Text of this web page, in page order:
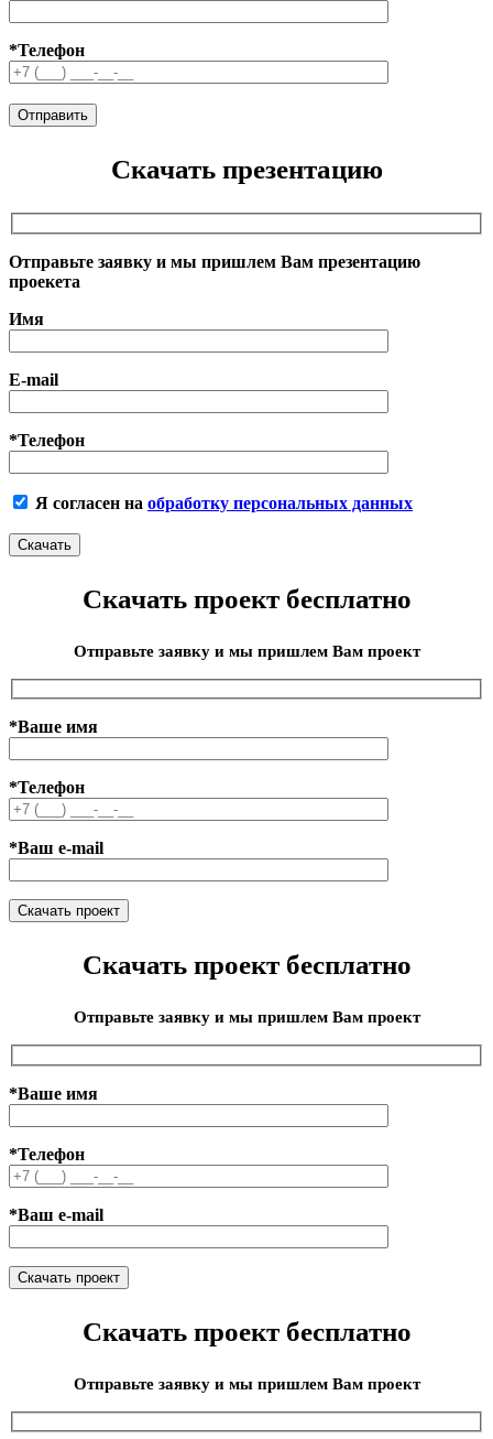
*Телефон
Скачать презентацию
Отправьте заявку и мы пришлем Вам презентацию
проекета
Имя
E-mail
*Телефон
Я согласен на обработку персональных данных
Скачать проект бесплатно
Отправьте заявку и мы пришлем Вам проект
*Ваше имя
*Телефон
*Ваш e-mail
Скачать проект бесплатно
Отправьте заявку и мы пришлем Вам проект
*Ваше имя
*Телефон
*Ваш e-mail
Скачать проект бесплатно
Отправьте заявку и мы пришлем Вам проект